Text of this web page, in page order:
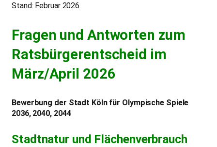
Stand: Februar 2026
Fragen und Antworten zum
Ratsbürgerentscheid im
März/April 2026
Bewerbung der Stadt Köln für Olympische Spiele
2036, 2040, 2044
Stadtnatur und Flächenverbrauch